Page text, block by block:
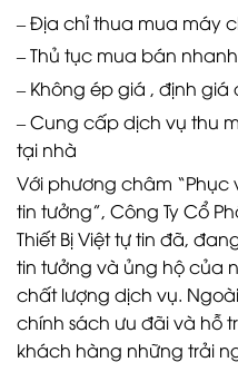
– Địa chỉ thua mua máy
– Thủ tục mua bán
– Không ép giá , định
– Cung cấp dịch vụ thu
tại nhà
Với phương châm
tin tưởng”, Công Ty Cổ
Thiết Bị Việt tự tin đã,
tin tưởng và ủng hộ của
chất lượng dịch vụ.
chính sách ưu đãi và hỗ
khách hàng những trải